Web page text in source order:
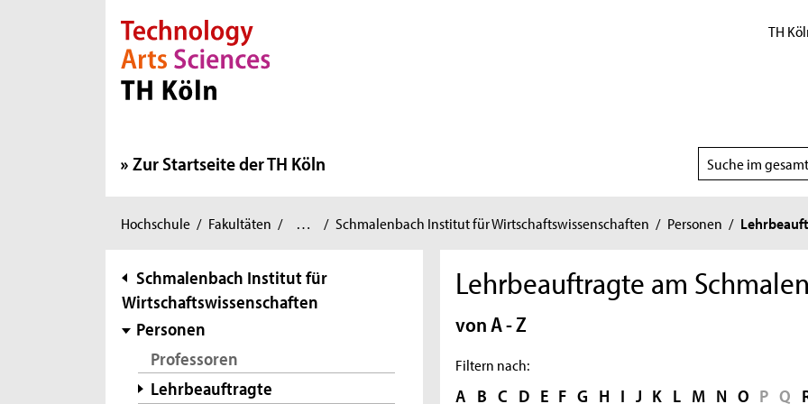
Direkt zur Hauptnavigation
Direkt zur Subnavigation
Direkt zum Inhalt
Direkt zum Fußbereich TH
Zur Startseite der TH Köln
Suchbereich
wählen
Sie
hier:
Hochschule / Fakultäten / … /
Wirtschafts-
Schmalenbach Institut für Wirtschaftswissenschaften / Personen /
Subnavigation
Schmalenbach Institut für
Wirtschaftswissenschaften
Personen
Professoren
Lehrbeauftragte
Lehrbeauftragte am
von A - Z
Filtern nach:
A B C D E F G H I J K L M N O P Q